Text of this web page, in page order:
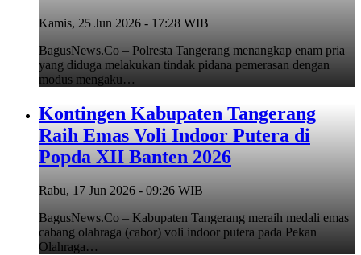
Kamis, 25 Jun 2026 - 17:28 WIB
BagusNews.Co – Polresta Tangerang menangkap enam pria
yang diduga melakukan tindak pidana pemerasan dengan
modus mengaku…
Kontingen Kabupaten Tangerang
Raih Emas Voli Indoor Putera di
Popda XII Banten 2026
Rabu, 17 Jun 2026 - 09:26 WIB
BagusNews.Co – Kabupaten Tangerang meraih medali emas
cabang olahraga (cabor) voli indoor putera pada Pekan
Olahraga…